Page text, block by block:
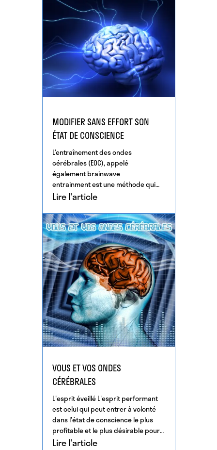
MODIFIER SANS EFFORT SON
ÉTAT DE CONSCIENCE
L’entraînement des ondes
cérébrales (EOC), appelé
également brainwave
entrainment est une méthode qui
guide nos ondes cérébrales en une
optimales pour certaines
activités. Cette […]
Lire l'article
VOUS ET VOS ONDES
CÉRÉBRALES
L'esprit éveillé L'esprit performant
est celui qui peut entrer à volonté
dans l'état de conscience le plus
profitable et le plus désirable pour
n'importe quelle […]
Lire l'article